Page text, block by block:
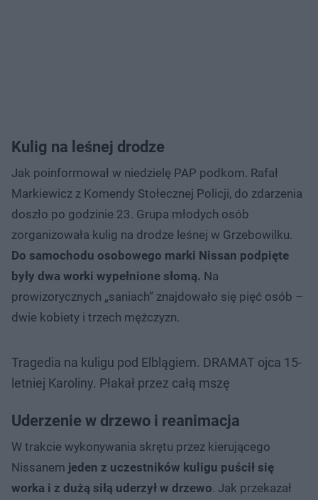
Kulig na leśnej drodze
Jak poinformował w niedzielę PAP podkom. Rafał
Markiewicz z Komendy Stołecznej Policji, do zdarzenia
doszło po godzinie 23. Grupa młodych osób
zorganizowała kulig na drodze leśnej w Grzebowilku.
Do samochodu osobowego marki Nissan podpięte
były dwa worki wypełnione słomą. Na
prowizorycznych „saniach” znajdowało się pięć osób –
dwie kobiety i trzech mężczyzn.
Tragedia na kuligu pod Elblągiem. DRAMAT ojca 15-
letniej Karoliny. Płakał przez całą mszę
Uderzenie w drzewo i reanimacja
W trakcie wykonywania skrętu przez kierującego
Nissanem jeden z uczestników kuligu puścił się
worka i z dużą siłą uderzył w drzewo. Jak przekazał